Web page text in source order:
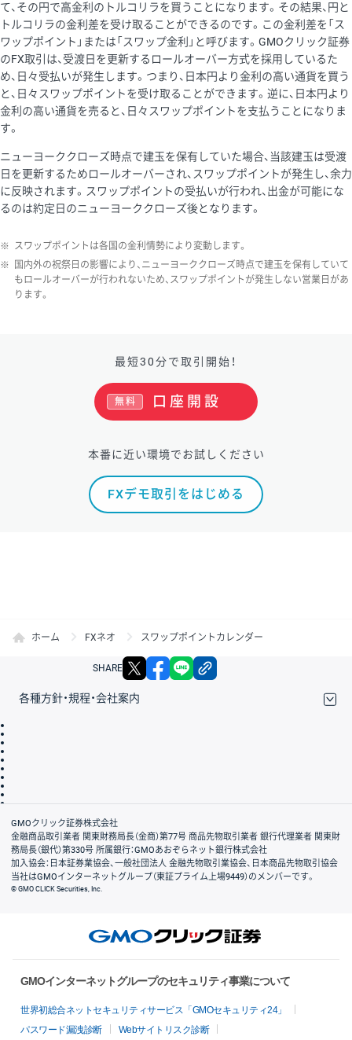
て、その円で高金利のトルコリラを買うことになります。その結果、円と
トルコリラの金利差を受け取ることができるのです。この金利差を「ス
ワップポイント」または「スワップ金利」と呼びます。GMOクリック証券
のFX取引は、受渡日を更新するロールオーバー方式を採用しているた
め、日々受払いが発生します。つまり、日本円より金利の高い通貨を買う
と、日々スワップポイントを受け取ることができます。逆に、日本円より
金利の高い通貨を売ると、日々スワップポイントを支払うことになりま
す。
ニューヨーククローズ時点で建玉を保有していた場合、当該建玉は受渡
日を更新するためロールオーバーされ、スワップポイントが発生し、余力
に反映されます。スワップポイントの受払いが行われ、出金が可能にな
るのは約定日のニューヨーククローズ後となります。
※ スワップポイントは各国の金利情勢により変動します。
※
国内外の祝祭日の影響により、ニューヨーククローズ時点で建玉を保有していて
もロールオーバーが行われないため、スワップポイントが発生しない営業日があ
ります。
最短30分で取引開始！
口座開設
無料
本番に近い環境でお試しください
FXデモ取引をはじめる
ホーム FXネオ スワップポイントカレンダー
SHARE X facebook
各種方針・規程・会社案内
会社案内
GMOクリック証券株式会社
金融商品取引業者 関東財務局長（金商）第77号 商品先物取引業者 銀行代理業者 関東財
務局長（銀代）第330号 所属銀行：GMOあおぞらネット銀行株式会社
加入協会：日本証券業協会、一般社団法人 金融先物取引業協会、日本商品先物取引協会
当社はGMOインターネットグループ（東証プライム上場9449）のメンバーです。
© GMO CLICK Securities, Inc.
GMOインターネットグループのセキュリティ事業について
世界初総合ネットセキュリティサービス「GMOセキュリティ24」
パスワード漏洩診断
Webサイトリスク診断